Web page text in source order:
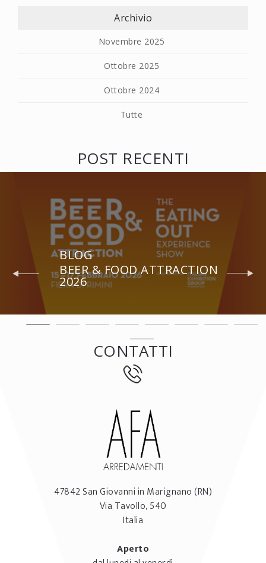
Archivio
Novembre 2025
Ottobre 2025
Ottobre 2024
Tutte
POST RECENTI
BLOG
BEER & FOOD ATTRACTION
2026
CONTATTI
47842San Giovanni in Marignano(RN)
Via Tavollo, 540
Italia
Aperto